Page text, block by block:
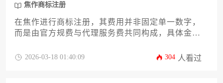
焦作商标注册
在焦作进行商标注册，其费用并非固定单一数字，
而是由官方规费与代理服务费共同构成，具体金额
元至数千元不等。本文将为您详尽解析焦作商标注
2026-03-18 01:40:09 304 人看过